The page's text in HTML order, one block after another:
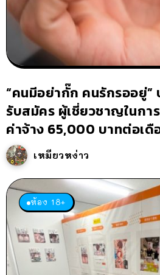
“คนมีอย่ากั๊ก คนรักรออยู่”
รับสมัคร ผู้เชี่ยวชาญในกา
ค่าจ้าง 65,000 บาทต่อเดื
เหมียวหง่าว
ห้อง 18+